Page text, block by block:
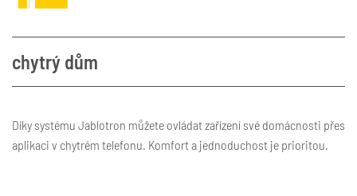
chytrý dům
Díky systému Jablotron můžete ovládat zařízení své domácnosti přes
aplikaci v chytrém telefonu. Komfort a jednoduchost je prioritou.